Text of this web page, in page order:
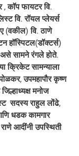
, कॉप फायटर वि.
वि. रॉयल प्लेयर्स
(वकील) वि. ठाणे
हॉस्पिटल(डॉक्टर्स)
असे सामने रंगले होते.
क्रिकेट सामन्याला
उपमहापौर कृष्ण
मनोज
सदस्य राहुल लोंढे,
धडक कामगार
आदींनी उपस्थिती